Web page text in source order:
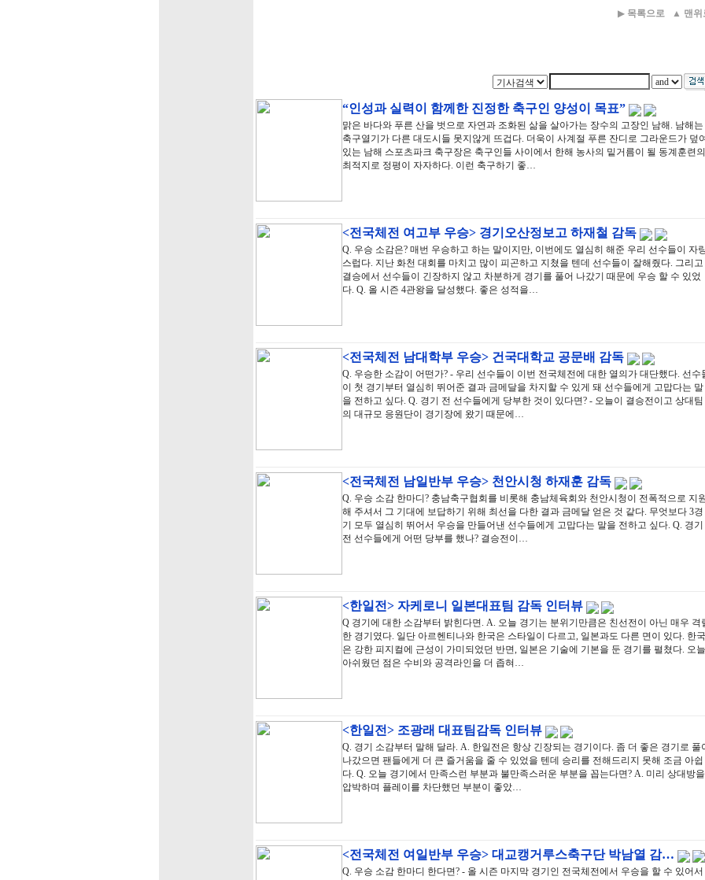
▶ 목록으로 ▲ 맨위
“인성과 실력이 함께한 진정한 축구인 양성이 목표”
맑은 바다와 푸른 산을 벗으로 자연과 조화된 삶을 살아가는 장수의 고장인 남해. 남해는
축구열기가 다른 대도시들 못지않게 뜨겁다. 더욱이 사계절 푸른 잔디로 그라운드가 덮
있는 남해 스포츠파크 축구장은 축구인들 사이에서 한해 농사의 밑거름이 될 동계훈련의
최적지로 정평이 자자하다. 이런 축구하기 좋…
<전국체전 여고부 우승> 경기오산정보고 하재철 감독
Q. 우승 소감은? 매번 우승하고 하는 말이지만, 이번에도 열심히 해준 우리 선수들이 자
스럽다. 지난 화천 대회를 마치고 많이 피곤하고 지쳤을 텐데 선수들이 잘해줬다. 그리고
결승에서 선수들이 긴장하지 않고 차분하게 경기를 풀어 나갔기 때문에 우승 할 수 있었
다. Q. 올 시즌 4관왕을 달성했다. 좋은 성적을…
<전국체전 남대학부 우승> 건국대학교 공문배 감독
Q. 우승한 소감이 어떤가? - 우리 선수들이 이번 전국체전에 대한 열의가 대단했다. 선수
이 첫 경기부터 열심히 뛰어준 결과 금메달을 차지할 수 있게 돼 선수들에게 고맙다는 말
을 전하고 싶다. Q. 경기 전 선수들에게 당부한 것이 있다면? - 오늘이 결승전이고 상대팀
의 대규모 응원단이 경기장에 왔기 때문에…
<전국체전 남일반부 우승> 천안시청 하재훈 감독
Q. 우승 소감 한마디? 충남축구협회를 비롯해 충남체육회와 천안시청이 전폭적으로 지
해 주셔서 그 기대에 보답하기 위해 최선을 다한 결과 금메달 얻은 것 같다. 무엇보다 3경
기 모두 열심히 뛰어서 우승을 만들어낸 선수들에게 고맙다는 말을 전하고 싶다. Q. 경기
전 선수들에게 어떤 당부를 했나? 결승전이…
<한일전> 자케로니 일본대표팀 감독 인터뷰
Q 경기에 대한 소감부터 밝힌다면. A. 오늘 경기는 분위기만큼은 친선전이 아닌 매우 격
한 경기였다. 일단 아르헨티나와 한국은 스타일이 다르고, 일본과도 다른 면이 있다. 한국
은 강한 피지컬에 근성이 가미되었던 반면, 일본은 기술에 기본을 둔 경기를 펼쳤다. 오늘
아쉬웠던 점은 수비와 공격라인을 더 좁혀…
<한일전> 조광래 대표팀감독 인터뷰
Q. 경기 소감부터 말해 달라. A. 한일전은 항상 긴장되는 경기이다. 좀 더 좋은 경기로 풀
나갔으면 팬들에게 더 큰 즐거움을 줄 수 있었을 텐데 승리를 전해드리지 못해 조금 아쉽
다. Q. 오늘 경기에서 만족스런 부분과 불만족스러운 부분을 꼽는다면? A. 미리 상대방을
압박하며 플레이를 차단했던 부분이 좋았…
<전국체전 여일반부 우승> 대교캥거루스축구단 박남열 감…
Q. 우승 소감 한마디 한다면? - 올 시즌 마지막 경기인 전국체전에서 우승을 할 수 있어서